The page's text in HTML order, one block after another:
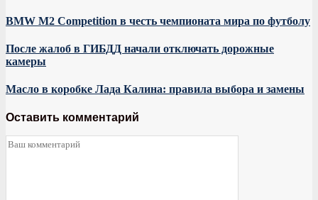
BMW M2 Competition в честь чемпионата мира по футболу
После жалоб в ГИБДД начали отключать дорожные
камеры
Масло в коробке Лада Калина: правила выбора и замены
Оставить комментарий